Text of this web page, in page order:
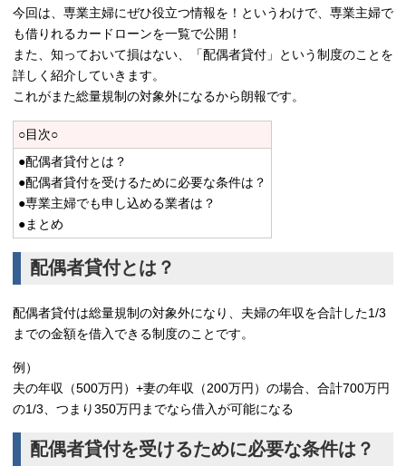
今回は、専業主婦にぜひ役立つ情報を！というわけで、専業主婦で
も借りれるカードローンを一覧で公開！
また、知っておいて損はない、「配偶者貸付」という制度のことを
詳しく紹介していきます。
これがまた総量規制の対象外になるから朗報です。
○目次○
●配偶者貸付とは？
●配偶者貸付を受けるために必要な条件は？
●専業主婦でも申し込める業者は？
●まとめ
配偶者貸付とは？
配偶者貸付は総量規制の対象外になり、夫婦の年収を合計した1/3
までの金額を借入できる制度のことです。
例）
夫の年収（500万円）+妻の年収（200万円）の場合、合計700万円
の1/3、つまり350万円までなら借入が可能になる
配偶者貸付を受けるために必要な条件は？